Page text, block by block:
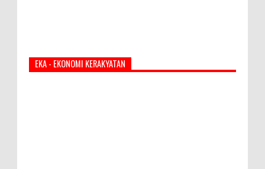
EKA - EKONOMI KERAKYATAN